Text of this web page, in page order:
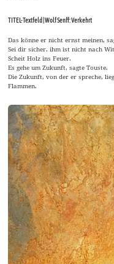
TITEL-Textfeld | Wolf Senff: Verkehrt
Das könne er nicht ernst meinen,
Sei dir sicher, ihm ist nicht nach
Scheit Holz ins Feuer.
Es gehe um Zukunft, sagte Touste.
Die Zukunft, von der er spreche,
Flammen.